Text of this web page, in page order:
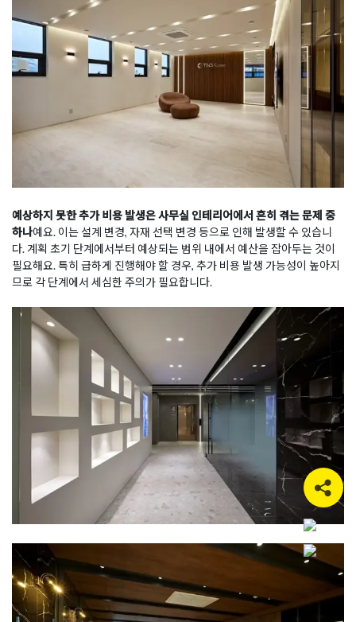
예상하지 못한 추가 비용 발생은 사무실 인테리어에서 흔히 겪는 문제 중
하나예요. 이는 설계 변경, 자재 선택 변경 등으로 인해 발생할 수 있습니
다. 계획 초기 단계에서부터 예상되는 범위 내에서 예산을 잡아두는 것이
필요해요. 특히 급하게 진행해야 할 경우, 추가 비용 발생 가능성이 높아지
므로 각 단계에서 세심한 주의가 필요합니다.